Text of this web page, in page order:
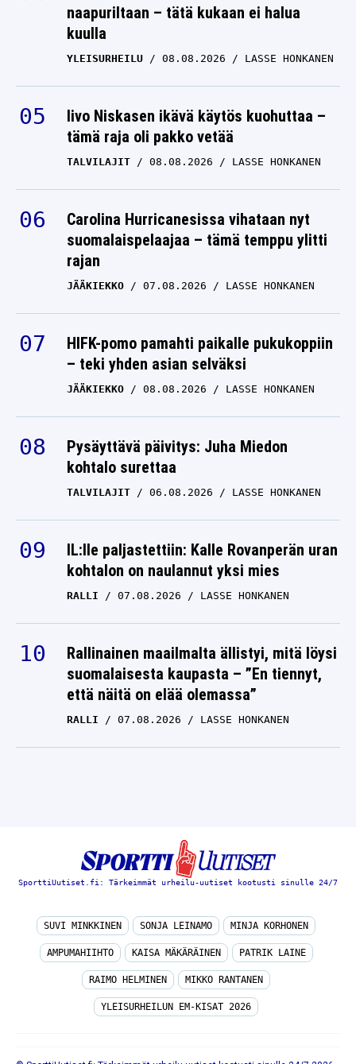
naapuriltaan – tätä kukaan ei halua
kuulla
YLEISURHEILU 08.08.2026 LASSE HONKANEN
Iivo Niskasen ikävä käytös kuohuttaa –
tämä raja oli pakko vetää
TALVILAJIT 08.08.2026 LASSE HONKANEN
Carolina Hurricanesissa vihataan nyt
suomalaispelaajaa – tämä temppu ylitti
rajan
JÄÄKIEKKO 07.08.2026 LASSE HONKANEN
HIFK-pomo pamahti paikalle pukukoppiin
– teki yhden asian selväksi
JÄÄKIEKKO 08.08.2026 LASSE HONKANEN
Pysäyttävä päivitys: Juha Miedon
kohtalo surettaa
TALVILAJIT 06.08.2026 LASSE HONKANEN
IL:lle paljastettiin: Kalle Rovanperän uran
kohtalon on naulannut yksi mies
RALLI 07.08.2026 LASSE HONKANEN
Rallinainen maailmalta ällistyi, mitä löysi
suomalaisesta kaupasta – ”En tiennyt,
että näitä on elää olemassa”
RALLI 07.08.2026 LASSE HONKANEN
SporttiUutiset.fi: Tärkeimmät urheilu-uutiset kootusti sinulle 24/7
SUVI MINKKINEN SONJA LEINAMO MINJA KORHONEN
AMPUMAHIIHTO KAISA MÄKÄRÄINEN PATRIK LAINE
RAIMO HELMINEN MIKKO RANTANEN
YLEISURHEILUN EM-KISAT 2026